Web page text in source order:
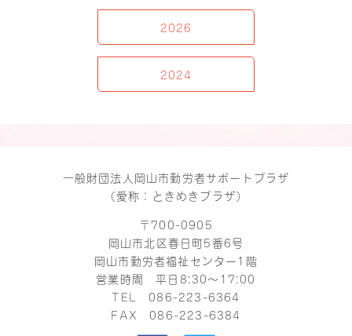
2026
2024
一般財団法人岡山市勤労者サポートプラザ
（愛称：ときめきプラザ）
〒700-0905
岡山市北区春日町5番6号
岡山市勤労者福祉センター1階
営業時間 平日8:30～17:00
TEL086-223-6364
FAX 086-223-6384